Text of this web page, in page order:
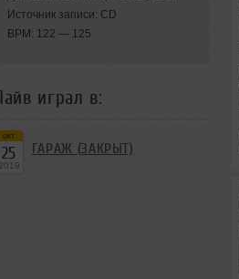
Источник записи: CD
BPM: 122 — 125
играл в:
окт
25
2019
ГАРАЖ (ЗАКРЫТ)